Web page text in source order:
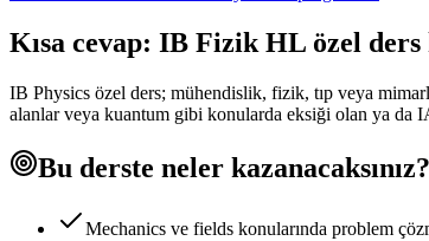
Kısa cevap: IB Fizik HL özel
IB Physics özel ders; mühendislik, fizik, tıp veya
alanlar veya kuantum gibi konularda eksiği olan ya da
Bu derste neler kazanacaksınız?
Mechanics ve fields konularında problem